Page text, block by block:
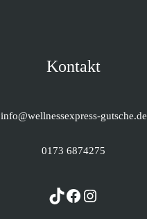
Kontakt
info@wellnessexpress-gutsche.de
0173 6874275